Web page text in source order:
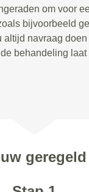
om voor
bijvoorbeeld
altijd navraag
behandeling laat